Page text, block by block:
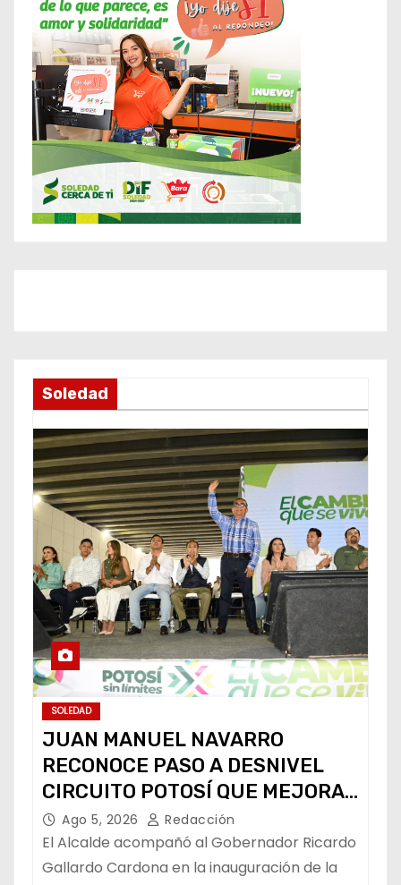
Soledad
SOLEDAD
JUAN MANUEL NAVARRO
RECONOCE PASO A DESNIVEL
CIRCUITO POTOSÍ QUE MEJORA
LA MOVILIDAD METROPOLITANA
Ago 5, 2026 Redacción
El Alcalde acompañó al Gobernador Ricardo
Gallardo Cardona en la inauguración de la